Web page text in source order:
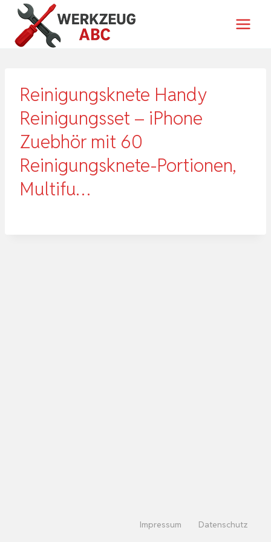
Zum
Inhalt
springen
Reinigungsknete Handy
Reinigungsset – iPhone
Zuebhör mit 60
Reinigungsknete-Portionen,
Multifu…
Impressum Datenschutz